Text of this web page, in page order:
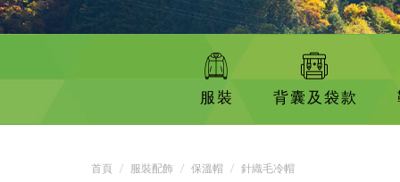
服裝 背囊及袋款
首頁 服裝配飾 保溫帽 針織毛冷帽